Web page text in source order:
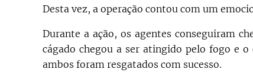
Desta vez, a operação contou com um
Durante a ação, os agentes conseguiram
cágado chegou a ser atingido pelo fogo e o
ambos foram resgatados com sucesso.